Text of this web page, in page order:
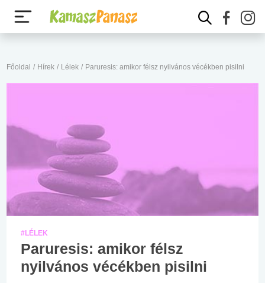
Főoldal / Hírek / Lélek / Paruresis: amikor félsz nyilvános vécékben pisilni
#LÉLEK
Paruresis: amikor félsz
nyilvános vécékben pisilni